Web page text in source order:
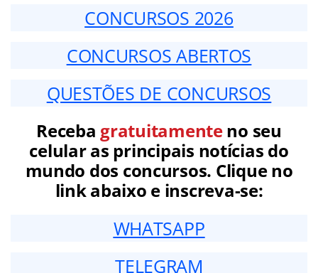
CONCURSOS 2026
CONCURSOS ABERTOS
QUESTÕES DE CONCURSOS
Receba gratuitamenteno seu
celular as principais notícias do
mundo dos concursos. Clique no
link abaixo e inscreva-se:
WHATSAPP
TELEGRAM